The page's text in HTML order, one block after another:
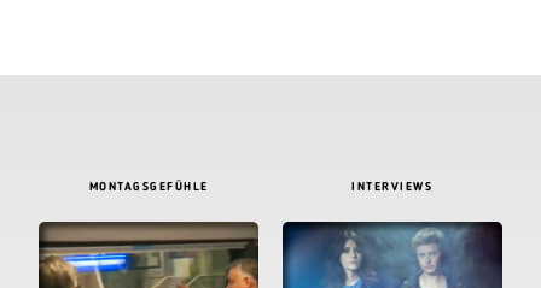
MONTAGSGEFÜHLE INTERVIEWS